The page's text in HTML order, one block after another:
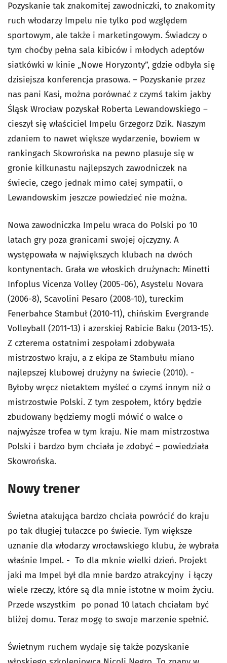
Pozyskanie tak znakomitej zawodniczki, to znakomity
ruch włodarzy Impelu nie tylko pod względem
sportowym, ale także i marketingowym. Świadczy o
tym choćby pełna sala kibiców i młodych adeptów
siatkówki w kinie „Nowe Horyzonty”, gdzie odbyła się
dzisiejsza konferencja prasowa. – Pozyskanie przez
nas pani Kasi, można porównać z czymś takim jakby
Śląsk Wrocław pozyskał Roberta Lewandowskiego –
cieszył się właściciel Impelu Grzegorz Dzik. Naszym
zdaniem to nawet większe wydarzenie, bowiem w
rankingach Skowrońska na pewno plasuje się w
gronie kilkunastu najlepszych zawodniczek na
świecie, czego jednak mimo całej sympatii, o
Lewandowskim jeszcze powiedzieć nie można.
Nowa zawodniczka Impelu wraca do Polski po 10
latach gry poza granicami swojej ojczyzny. A
występowała w największych klubach na dwóch
kontynentach. Grała we włoskich drużynach: Minetti
Infoplus Vicenza Volley (2005-06), Asystelu Novara
(2006-8), Scavolini Pesaro (2008-10), tureckim
Fenerbahce Stambuł (2010-11), chińskim Evergrande
Volleyball (2011-13) i azerskiej Rabicie Baku (2013-15).
Z czterema ostatnimi zespołami zdobywała
mistrzostwo kraju, a z ekipa ze Stambułu miano
najlepszej klubowej drużyny na świecie (2010). -
Byłoby wręcz nietaktem myśleć o czymś innym niż o
mistrzostwie Polski. Z tym zespołem, który będzie
zbudowany będziemy mogli mówić o walce o
najwyższe trofea w tym kraju. Nie mam mistrzostwa
Polski i bardzo bym chciała je zdobyć – powiedziała
Skowrońska.
Nowy trener
Świetna atakująca bardzo chciała powrócić do kraju
po tak długiej tułaczce po świecie. Tym większe
uznanie dla włodarzy wrocławskiego klubu, że wybrała
właśnie Impel. - To dla mknie wielki dzień. Projekt
jaki ma Impel był dla mnie bardzo atrakcyjny i łączy
wiele rzeczy, które są dla mnie istotne w moim życiu.
Przede wszystkim po ponad 10 latach chciałam być
bliżej domu. Teraz mogę to swoje marzenie spełnić.
Świetnym ruchem wydaje się także pozyskanie